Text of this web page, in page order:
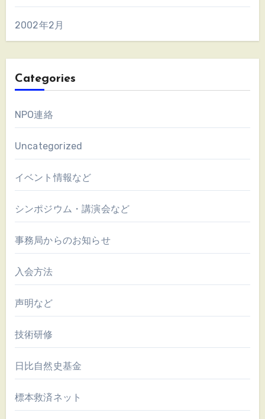
2002年2月
Categories
NPO連絡
Uncategorized
イベント情報など
シンポジウム・講演会など
事務局からのお知らせ
入会方法
声明など
技術研修
日比自然史基金
標本救済ネット